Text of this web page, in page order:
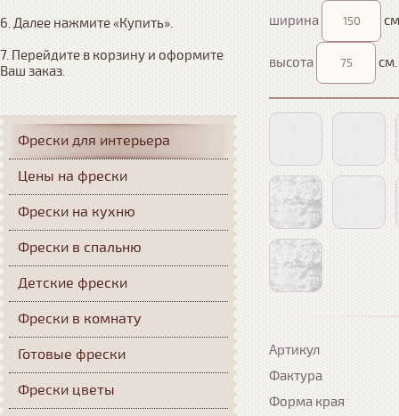
ширина
высота см.
Артикул
Фактура
Форма края
6. Далее нажмите «Купить».
7. Перейдите в корзину и оформите
Ваш заказ.
Фрески для интерьера
Цены на фрески
Фрески на кухню
Фрески в спальню
Детские фрески
Фрески в комнату
Готовые фрески
Фрески цветы